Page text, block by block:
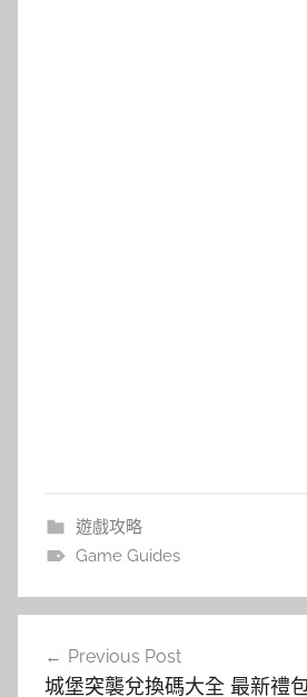
遊戲攻略
Game Guides
Previous Post
城堡突襲兌換碼大全 最新禮